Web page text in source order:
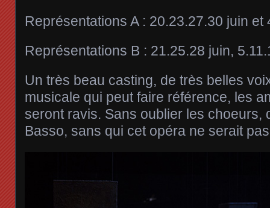
Représentations A : 20.23.27.30 juin et
Représentations B : 21.25.28 juin,
Un très beau casting, de très belles
musicale qui peut faire référence, les
seront ravis. Sans oublier les choeurs,
Basso, sans qui cet opéra ne serait pas